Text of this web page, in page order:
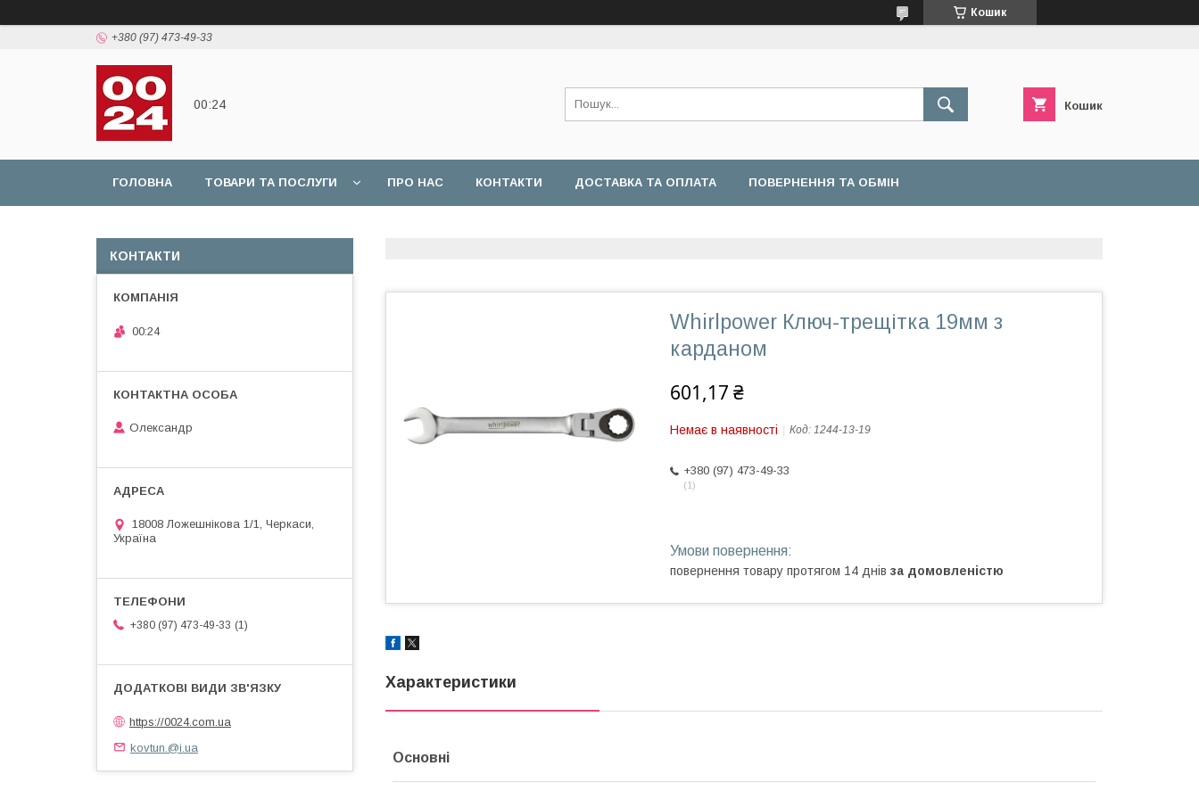
Кошик
+380 (97) 473-49-33
00:24 Кошик
ГОЛОВНА ТОВАРИ ТА ПОСЛУГИ ПРО НАС КОНТАКТИ ДОСТАВКА ТА ОПЛАТА ПОВЕРНЕННЯ ТА ОБМІН
Whirlpower Ключ-трещітка 19мм з
карданом
601,17 ₴
Немає в наявності Код: 1244-13-19
+380 (97) 473-49-33
1
повернення товару протягом 14 днів за домовленістю
Характеристики
Основні
КОНТАКТИ
00:24
Олександр
18008 Ложешнікова 1/1, Черкаси,
Україна
+380 (97) 473-49-33 1
https://0024.com.ua
kovtun.@i.ua